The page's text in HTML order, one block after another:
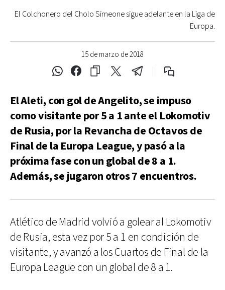
15 de marzo de 2018
El Colchonero del Cholo Simeone sigue adelante en la Liga de
Europa.
El Aleti, con gol de Angelito, se impuso
como visitante por 5 a 1 ante el Lokomotiv
de Rusia, por la Revancha de Octavos de
Final de la Europa League, y pasó a la
próxima fase con un global de 8 a 1.
Además, se jugaron otros 7 encuentros.
Atlético de Madrid volvió a golear al Lokomotiv
de Rusia, esta vez por 5 a 1 en condición de
visitante, y avanzó a los Cuartos de Final de la
Europa League con un global de 8 a 1.